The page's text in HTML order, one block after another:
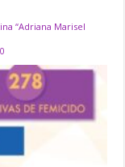
“Adriana Marisel